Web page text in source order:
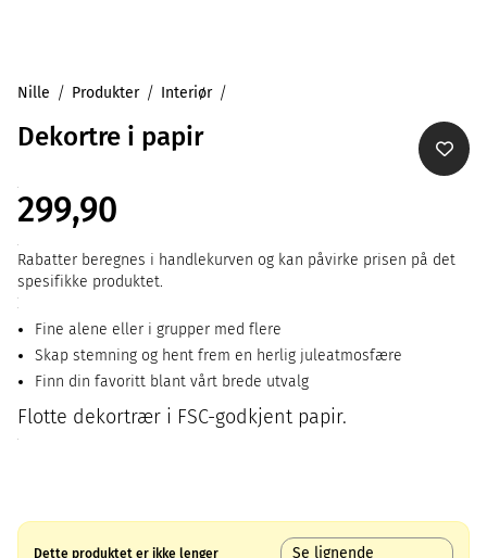
Nille Produkter Interiør
Dekortre i papir
299,90
Rabatter beregnes i handlekurven og kan påvirke prisen på det
spesifikke produktet.
Fine alene eller i grupper med flere
Skap stemning og hent frem en herlig juleatmosfære
Finn din favoritt blant vårt brede utvalg
Flotte dekortrær i FSC-godkjent papir.
Dette produktet er ikke lenger
Se lignende